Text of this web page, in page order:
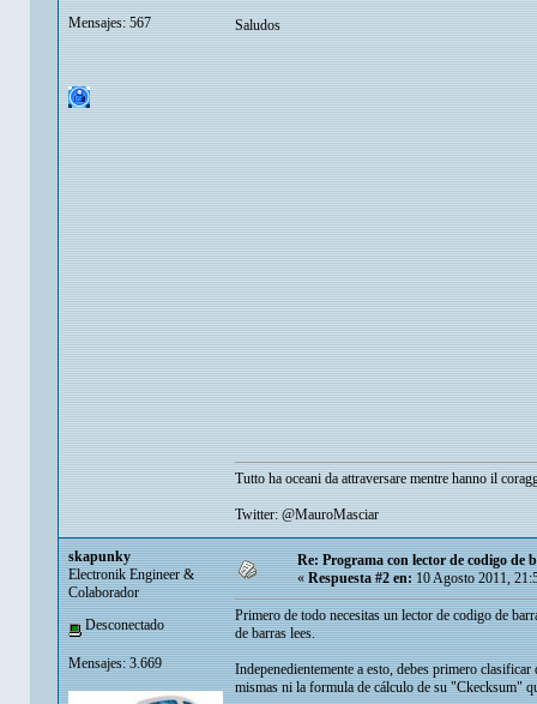
Mensajes: 567 Saludos
Tutto ha oceani da attraversare mentre hanno il
Twitter: @MauroMasciar
skapunky
Electronik Engineer &
Colaborador
Desconectado
Mensajes: 3.669
Re: Programa con lector de codigo de
«Respuesta #2 en:10 Agosto 2011,
Primero de todo necesitas un lector de codigo de
de barras lees.
Indepenedientemente a esto, debes primero
mismas ni la formula de cálculo de su "Ckecksum"